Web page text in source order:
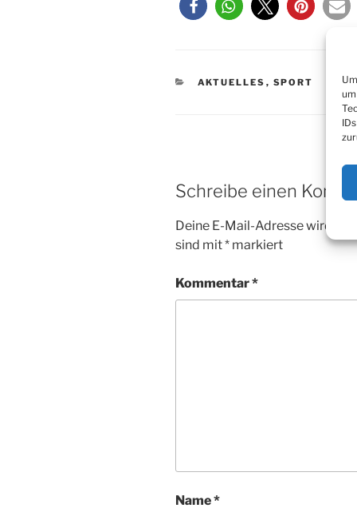
KATEGORIEN
AKTUELLES , SPORT
Schreibe einen
Deine E-Mail-Adresse wird
sind mit* markiert
Kommentar*
Name*